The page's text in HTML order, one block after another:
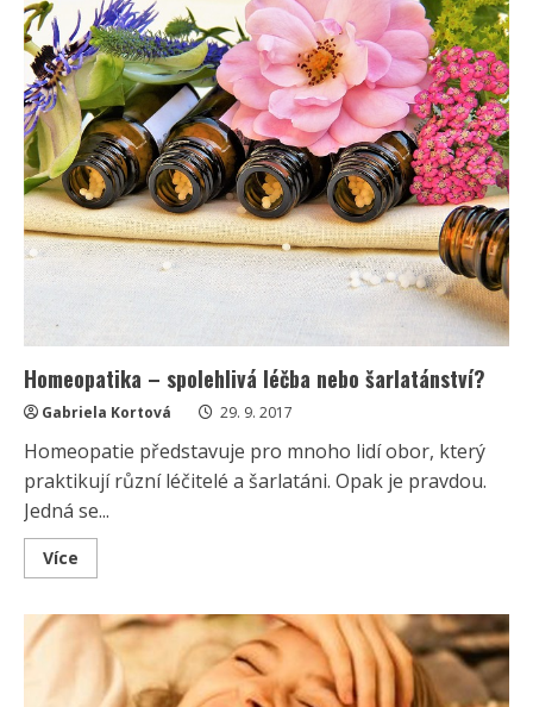
nebojí
ukázat
fotky
během
léčby.
Dodává
tím
sílu
ostatním
stejně
nemocným
Homeopatika – spolehlivá léčba nebo šarlatánství?
Gabriela Kortová 29. 9. 2017
Homeopatie představuje pro mnoho lidí obor, který
praktikují různí léčitelé a šarlatáni. Opak je pravdou.
Jedná se...
Více
more
spolehlivá
léčba
šarlatánství?